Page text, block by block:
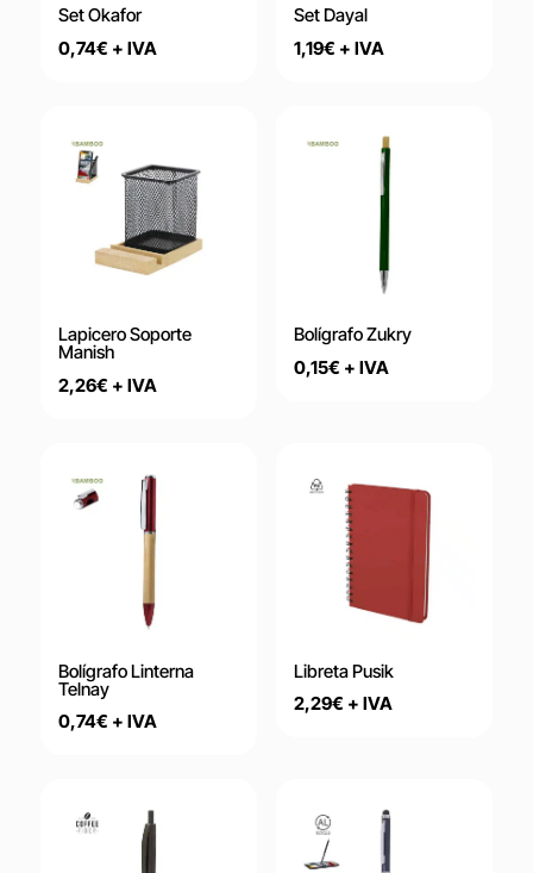
Set Okafor
0,74€ + IVA
Set Dayal
1,19€ + IVA
Lapicero Soporte
Manish
2,26€ + IVA
Bolígrafo Zukry
0,15€ + IVA
Bolígrafo Linterna
Telnay
0,74€ + IVA
Libreta Pusik
2,29€ + IVA